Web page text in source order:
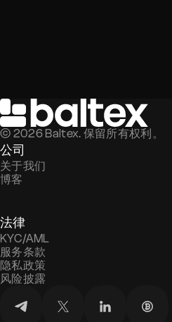
© 2026 Baltex. 保留所有权利。
公司
关于我们
博客
法律
KYC/AML
服务条款
隐私政策
风险披露